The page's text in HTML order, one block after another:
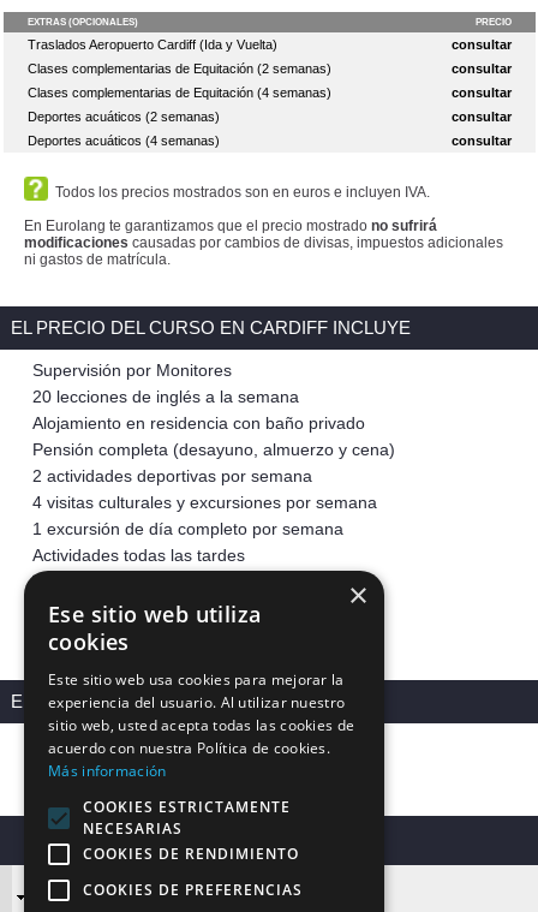
Todos los precios mostrados son en euros e incluyen IVA.
En Eurolang te garantizamos que el precio mostrado no sufrirá
modificaciones causadas por cambios de divisas, impuestos adicionales
ni gastos de matrícula.
EL PRECIO DEL CURSO EN CARDIFF INCLUYE
Supervisión por Monitores
20 lecciones de inglés a la semana
Alojamiento en residencia con baño privado
Pensión completa (desayuno, almuerzo y cena)
2 actividades deportivas por semana
4 visitas culturales y excursiones por semana
1 excursión de día completo por semana
Actividades todas las tardes
WiFi gratis
Certificado al finalizar el curso
Seguro médico, de equipaje y accidentes
EL PRECIO NO INCLUYE
Billete de avión
Traslados aeropuerto
JUNIORS (10-17 años)
VUELOS INCLUIDOS
×
Ese sitio web utiliza
cookies
Este sitio web usa cookies para mejorar la
experiencia del usuario. Al utilizar nuestro
sitio web, usted acepta todas las cookies de
acuerdo con nuestra Política de cookies.
Más información
COOKIES ESTRICTAMENTE
NECESARIAS
COOKIES DE RENDIMIENTO
COOKIES DE PREFERENCIAS